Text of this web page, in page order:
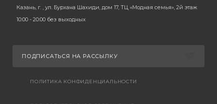
Казань, г. , ул. Бурхана Шахиди, дом 17, ТЦ «Модная семья», 2й этаж
10:00 - 20:00 без выходных
ПОДПИСАТЬСЯ НА РАССЫЛКУ
ПОЛИТИКА КОНФИДЕНЦИАЛЬНОСТИ